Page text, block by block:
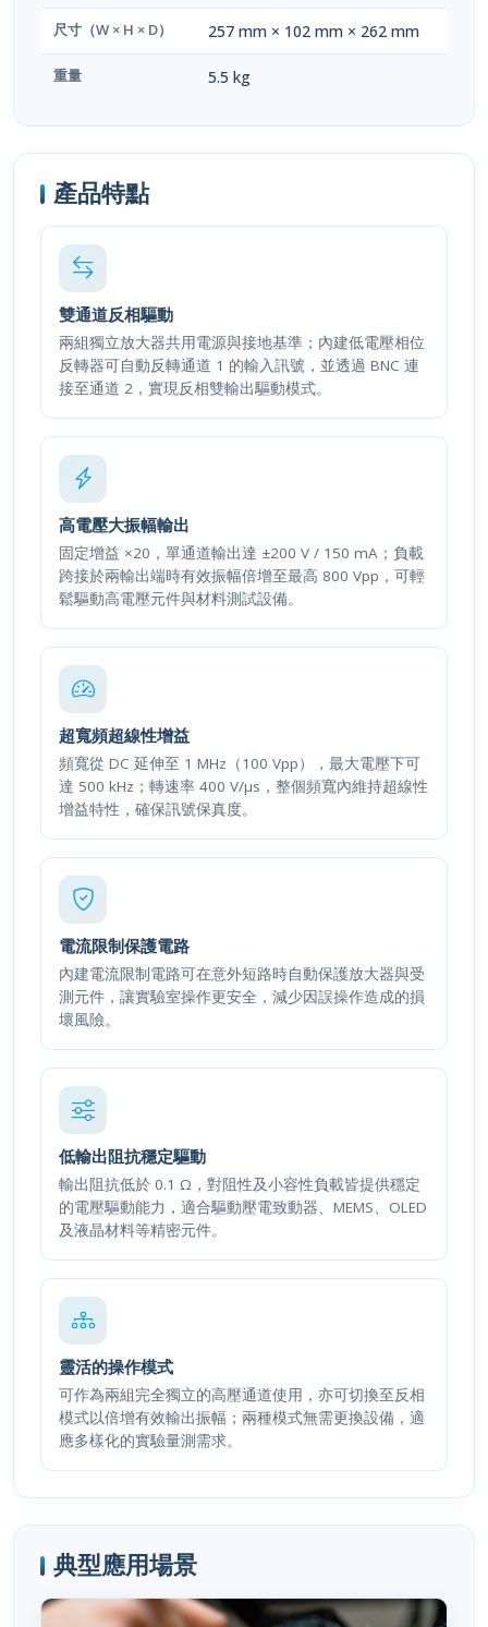
尺寸（W × H × D） 257 mm × 102 mm × 262 mm
重量 5.5 kg
產品特點
雙通道反相驅動
兩組獨立放大器共用電源與接地基準；內建低電壓相位
反轉器可自動反轉通道 1 的輸入訊號，並透過 BNC 連
接至通道 2，實現反相雙輸出驅動模式。
高電壓大振幅輸出
固定增益 ×20，單通道輸出達 ±200 V / 150 mA；負載
跨接於兩輸出端時有效振幅倍增至最高 800 Vpp，可輕
鬆驅動高電壓元件與材料測試設備。
超寬頻超線性增益
頻寬從 DC 延伸至 1 MHz（100 Vpp），最大電壓下可
達 500 kHz；轉速率 400 V/µs，整個頻寬內維持超線性
增益特性，確保訊號保真度。
電流限制保護電路
內建電流限制電路可在意外短路時自動保護放大器與受
測元件，讓實驗室操作更安全，減少因誤操作造成的損
壞風險。
低輸出阻抗穩定驅動
輸出阻抗低於 0.1 Ω，對阻性及小容性負載皆提供穩定
的電壓驅動能力，適合驅動壓電致動器、MEMS、OLED
及液晶材料等精密元件。
靈活的操作模式
可作為兩組完全獨立的高壓通道使用，亦可切換至反相
模式以倍增有效輸出振幅；兩種模式無需更換設備，適
應多樣化的實驗量測需求。
典型應用場景